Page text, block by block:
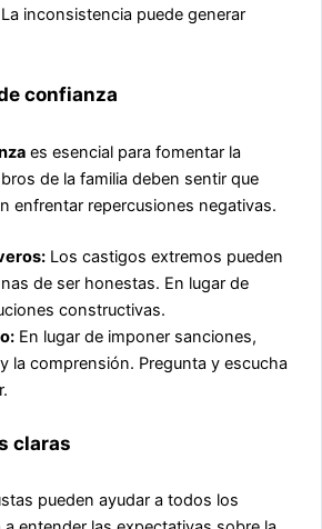
inconsistencia puede generar
confianza
es esencial para fomentar la
de la familia deben sentir que
enfrentar repercusiones negativas.
Los castigos extremos pueden
de ser honestas. En lugar de
constructivas.
En lugar de imponer sanciones,
la comprensión. Pregunta y escucha
claras
pueden ayudar a todos los